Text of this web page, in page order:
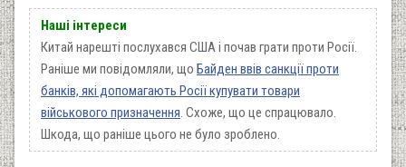
Наші інтереси
Китай нарешті послухався США і почав грати проти Росії.
Раніше ми повідомляли, що Байден ввів санкції проти
банків, які допомагають Росії купувати товари
військового призначення. Схоже, що це спрацювало.
Шкода, що раніше цього не було зроблено.